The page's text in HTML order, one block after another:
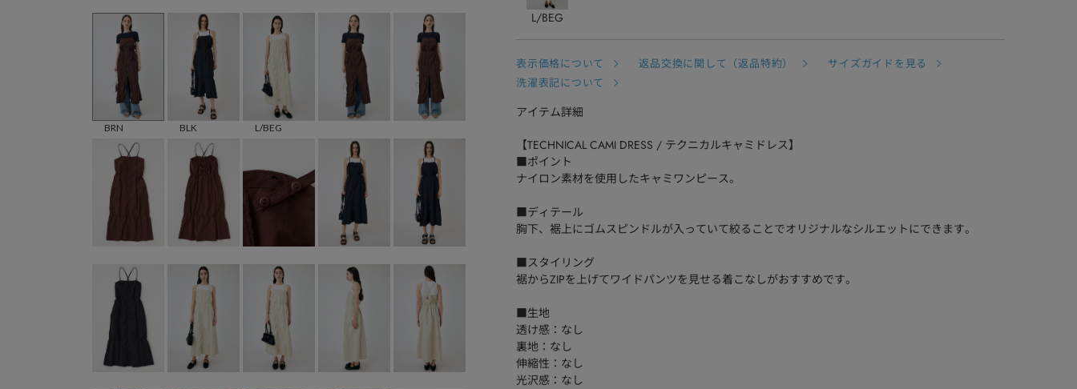
BRN BLK L/BEG
L/BEG
表示価格について 返品交換に関して（返品特約）
サイズガイドを見る
洗濯表記について
アイテム詳細
【TECHNICAL CAMI DRESS / テクニカルキャミドレス】
■ポイント
ナイロン素材を使用したキャミワンピース。
■ディテール
胸下、裾上にゴムスピンドルが入っていて絞ることでオリジナルなシルエットにできます。
■スタイリング
裾からZIPを上げてワイドパンツを見せる着こなしがおすすめです。
■生地
透け感：なし
裏地：なし
伸縮性：なし
光沢感：なし